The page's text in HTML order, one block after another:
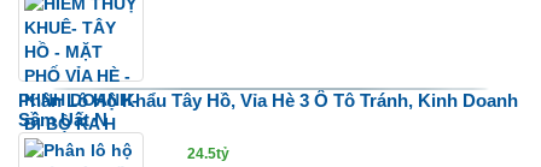
Phân Lô Hộ Khẩu Tây Hồ, Vỉa Hè 3 Ô Tô Tránh, Kinh Doanh
Sầm Uất N
24.5tỷ